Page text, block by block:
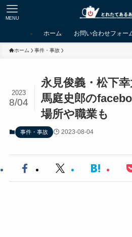
MENU
ホーム お問い合わせフォー
ホーム 事件・事故
永見俊義・松下幸
馬庭史郎の
場所や職業も
2023
8/04
事件・事故 2023-08-04